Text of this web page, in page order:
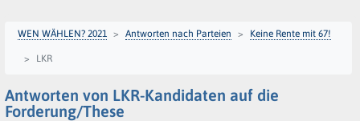
WEN WÄHLEN? 2021 Antworten nach Parteien Keine Rente mit 67!
LKR
Antworten von LKR-Kandidaten auf die
Forderung/These